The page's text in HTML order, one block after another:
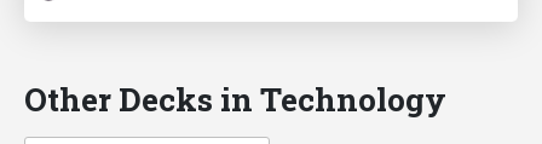
Other Decks in Technology